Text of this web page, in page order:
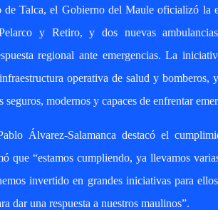
Talca, el Gobierno del Maule oficializó la
y Retiro, y dos nuevas
regional ante emergencias. La
operativa de salud y
modernos y capaces de enfrentar
Álvarez-Salamanca destacó el
que “estamos cumpliendo, ya llevamos
invertido en grandes iniciativas para
dar una respuesta a nuestros maulinos”.